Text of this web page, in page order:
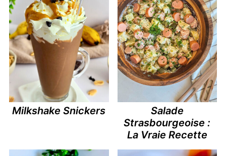
Milkshake Snickers
Salade
Strasbourgeoise :
La Vraie Recette